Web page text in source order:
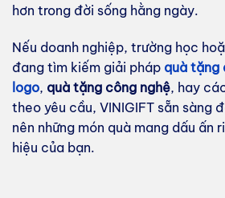
hơn trong đời sống hằng ngày.
Nếu doanh nghiệp, trường học
đang tìm kiếm giải pháp quà tặng
logo, quà tặng công nghệ, hay
theo yêu cầu, VINIGIFT sẵn sàng
nên những món quà mang dấu ấn
hiệu của bạn.